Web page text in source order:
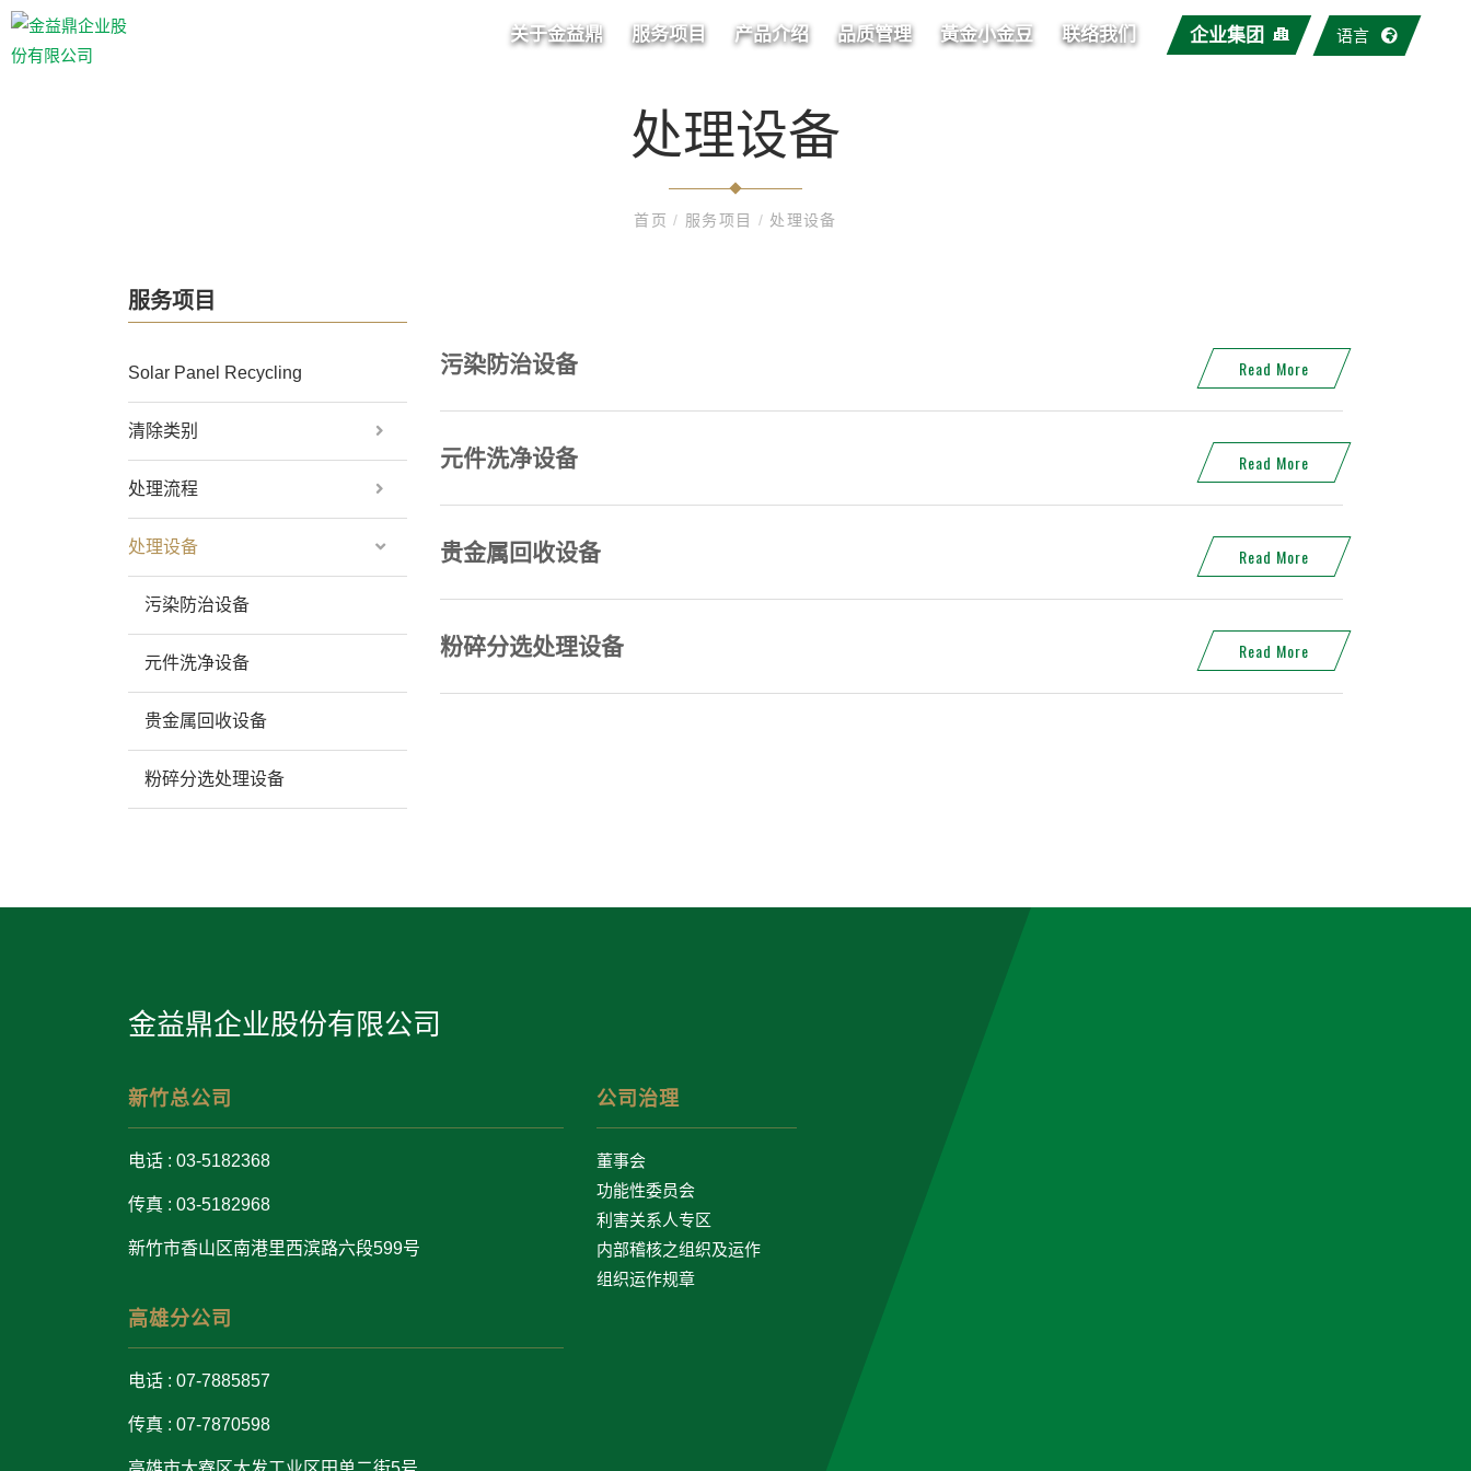
关于金益鼎 服务项目 产品介绍 品质管理 黃金小金豆 联络我们 企业集团 语言
处理设备
首页/ 服务项目 / 处理设备
服务项目
Solar Panel Recycling
清除类别
处理流程
处理设备
污染防治设备
元件洗净设备
贵金属回收设备
粉碎分选处理设备
污染防治设备 Read More
元件洗净设备 Read More
贵金属回收设备 Read More
粉碎分选处理设备 Read More
金益鼎企业股份有限公司
新竹总公司
电话 : 03-5182368
传真 : 03-5182968
新竹市香山区南港里西滨路六段599号
高雄分公司
电话 : 07-7885857
传真 : 07-7870598
公司治理
董事会
功能性委员会
利害关系人专区
内部稽核之组织及运作
组织运作规章